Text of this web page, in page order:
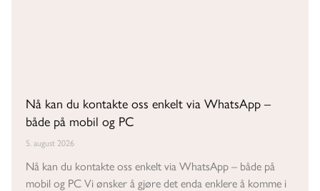
Nå kan du kontakte oss enkelt via WhatsApp –
både på mobil og PC
5. august 2026
Nå kan du kontakte oss enkelt via WhatsApp – både på
mobil og PC Vi ønsker å gjøre det enda enklere å komme i